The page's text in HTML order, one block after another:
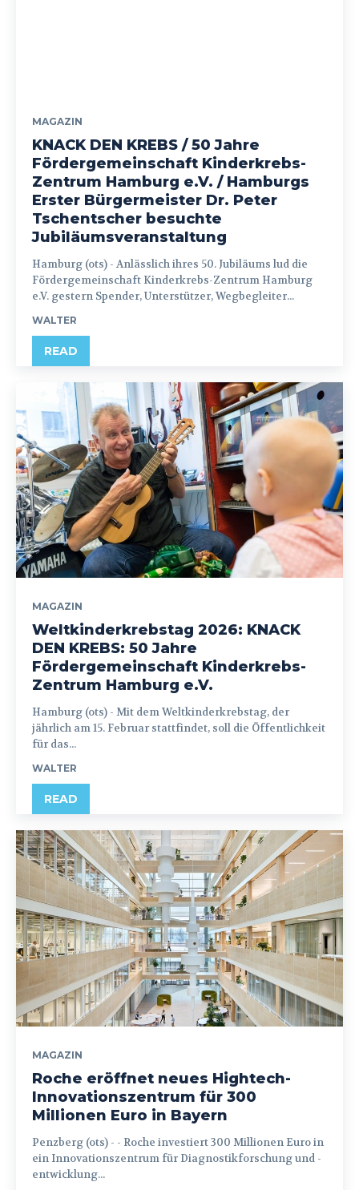
MAGAZIN
KNACK DEN KREBS / 50 Jahre
Fördergemeinschaft Kinderkrebs-
Zentrum Hamburg e.V. / Hamburgs
Erster Bürgermeister Dr. Peter
Tschentscher besuchte
Jubiläumsveranstaltung
Hamburg (ots) - Anlässlich ihres 50. Jubiläums lud die
Fördergemeinschaft Kinderkrebs-Zentrum Hamburg
e.V. gestern Spender, Unterstützer, Wegbegleiter...
WALTER
READ
MAGAZIN
Weltkinderkrebstag 2026: KNACK
DEN KREBS: 50 Jahre
Fördergemeinschaft Kinderkrebs-
Zentrum Hamburg e.V.
Hamburg (ots) - Mit dem Weltkinderkrebstag, der
jährlich am 15. Februar stattfindet, soll die Öffentlichkeit
für das...
WALTER
READ
MAGAZIN
Roche eröffnet neues Hightech-
Innovationszentrum für 300
Millionen Euro in Bayern
Penzberg (ots) - - Roche investiert 300 Millionen Euro in
ein Innovationszentrum für Diagnostikforschung und -
entwicklung...